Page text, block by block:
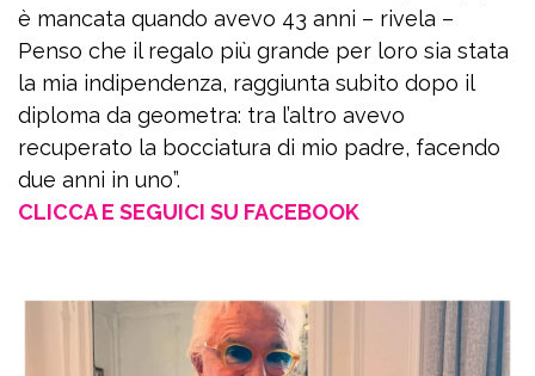
è mancata quando avevo 43 anni – rivela –
Penso che il regalo più grande per loro sia stata
la mia indipendenza, raggiunta subito dopo il
diploma da geometra: tra l’altro avevo
recuperato la bocciatura di mio padre, facendo
due anni in uno”.
CLICCA E SEGUICI SU FACEBOOK